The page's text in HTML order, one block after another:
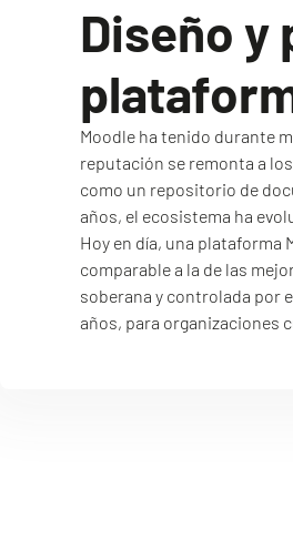
Diseño y
Moodle ha tenido durante
reputación se remonta a
como un repositorio de
años, el ecosistema ha
Hoy en día, una plataforma
comparable a la de las
soberana y controlada por
años, para organizaciones